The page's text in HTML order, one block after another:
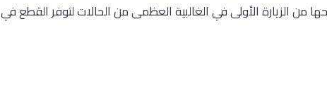
الزيارة الأولى في الغالبية العظمى من الحالات لتوفر القطع في